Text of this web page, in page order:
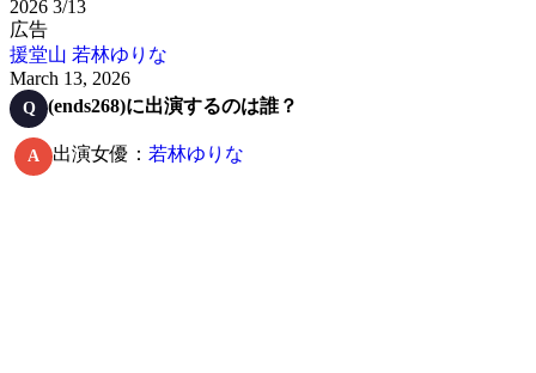
2026 3/13
広告
援堂山 若林ゆりな
March 13, 2026
Q (ends268)に出演するのは誰？
A 出演女優： 若林ゆりな